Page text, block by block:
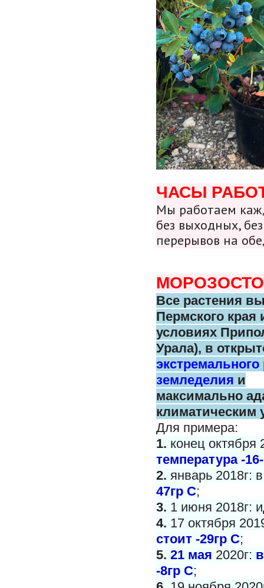
ЧАСЫ
Мы работаем
без выходных,
перерывов на
Все растения
Пермского края
условиях
Урала), в
экстремального
земледелия и
максимально
климатическим
Для примера:
1. конец октября
температура -
2. январь 2018г:
47гр С;
3. 1 июня 2018г:
4. 17 октября
стоит -29гр С;
5. 21 мая 2020г:
-8гр С;